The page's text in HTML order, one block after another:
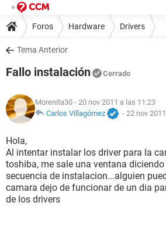
Foros Hardware Drivers
Tema Anterior
Fallo instalación Cerrado
Morenita30 - 20 nov 2011 a las 11:23
Carlos Villagómez
- 22 nov
Hola,
Al intentar instalar los driver para la
toshiba, me sale una ventana
secuencia de instalacion...alguien
camara dejo de funcionar de un dia
de los drivers